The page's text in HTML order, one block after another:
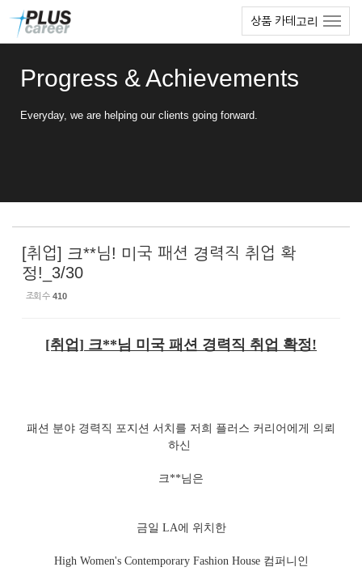
상품 카테고리
Progress & Achievements
Everyday, we are helping our clients going forward.
[취업] 크**님! 미국 패션 경력직 취업 확
정!_3/30
조회 수 410
[취업] 크**님 미국 패션 경력직 취업 확정!
패션 분야 경력직 포지션 서치를 저희 플러스 커리어에게 의뢰
하신
크**님은
금일 LA에 위치한
High Women's Contemporary Fashion House 컴퍼니인